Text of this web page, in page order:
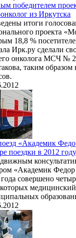
победителем
из Иркутска
итоги
проекта
18,8 %
Ирк.ру сделали
онколога МСЧ №
таким образом
«Академик
поездки в 2012 году
«Академик Федор
совершено